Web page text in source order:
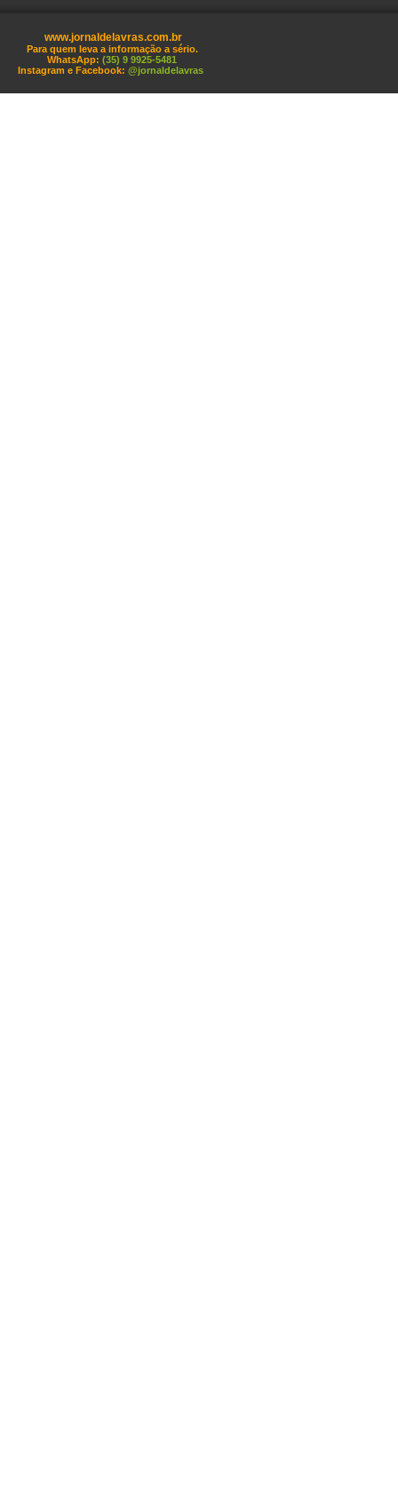
www.jornaldelavras.com.br
Para quem leva a informação a sério.
WhatsApp: (35) 9 9925-5481
Instagram e Facebook: @jornaldelavras